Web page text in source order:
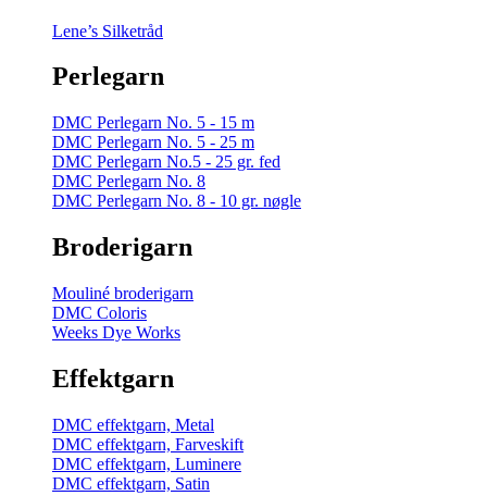
Lene’s Silketråd
Perlegarn
DMC Perlegarn No. 5 - 15 m
DMC Perlegarn No. 5 - 25 m
DMC Perlegarn No.5 - 25 gr. fed
DMC Perlegarn No. 8
DMC Perlegarn No. 8 - 10 gr. nøgle
Broderigarn
Mouliné broderigarn
DMC Coloris
Weeks Dye Works
Effektgarn
DMC effektgarn, Metal
DMC effektgarn, Farveskift
DMC effektgarn, Luminere
DMC effektgarn, Satin